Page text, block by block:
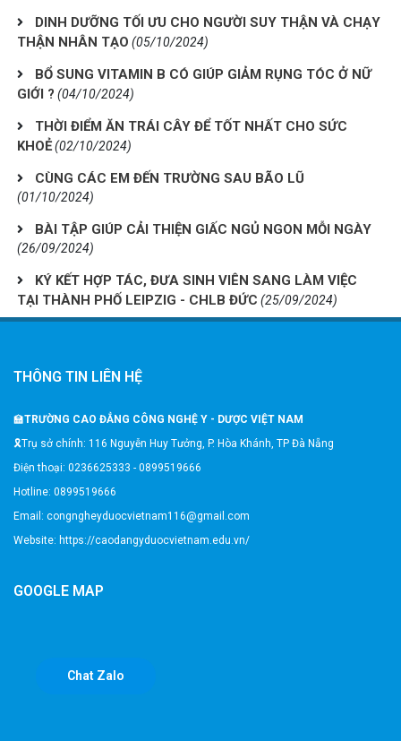
DINH DƯỠNG TỐI ƯU CHO NGƯỜI SUY THẬN VÀ CHẠY
THẬN NHÂN TẠO (05/10/2024)
BỔ SUNG VITAMIN B CÓ GIÚP GIẢM RỤNG TÓC Ở NỮ
GIỚI ? (04/10/2024)
THỜI ĐIỂM ĂN TRÁI CÂY ĐỂ TỐT NHẤT CHO SỨC
KHOẺ(02/10/2024)
CÙNG CÁC EM ĐẾN TRƯỜNG SAU BÃO LŨ
(01/10/2024)
BÀI TẬP GIÚP CẢI THIỆN GIẤC NGỦ NGON MỖI NGÀY
(26/09/2024)
KÝ KẾT HỢP TÁC, ĐƯA SINH VIÊN SANG LÀM VIỆC
TẠI THÀNH PHỐ LEIPZIG - CHLB ĐỨC (25/09/2024)
THÔNG TIN LIÊN HỆ
🏫TRƯỜNG CAO ĐẲNG CÔNG NGHỆ Y - DƯỢC VIỆT NAM
🎗️Trụ sở chính: 116 Nguyễn Huy Tưởng, P. Hòa Khánh, TP Đà Nẵng
Điện thoại: 0236625333 - 0899519666
Hotline: 0899519666
Email: congngheyduocvietnam116@gmail.com
Website: https://caodangyduocvietnam.edu.vn/
GOOGLE MAP
Chat Zalo